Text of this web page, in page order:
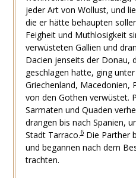
jeder Art von Wollust, und
die er hätte behaupten
Feigheit und Muthlosigkeit
verwüsteten Gallien und
Dacien jenseits der Donau,
geschlagen hatte, ging
Griechenland, Macedonien,
von den Gothen verwüstet.
Sarmaten und Quaden
drangen bis nach Spanien,
Stadt Tarraco.6Die Parther
und begannen nach dem
trachten.